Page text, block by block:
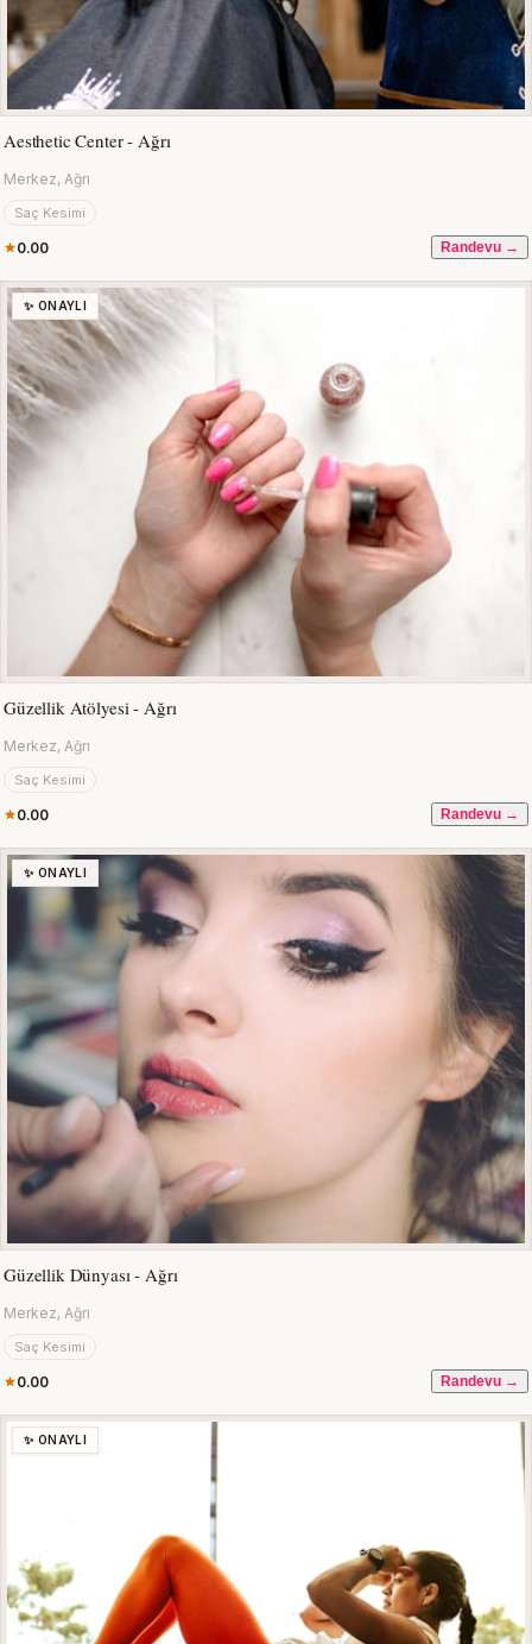
Aesthetic Center - Ağrı
Merkez, Ağrı
Saç Kesimi
0.00 Randevu →
✨ ONAYLI
Güzellik Atölyesi - Ağrı
Merkez, Ağrı
Saç Kesimi
0.00 Randevu →
✨ ONAYLI
Güzellik Dünyası - Ağrı
Merkez, Ağrı
Saç Kesimi
0.00 Randevu →
✨ ONAYLI